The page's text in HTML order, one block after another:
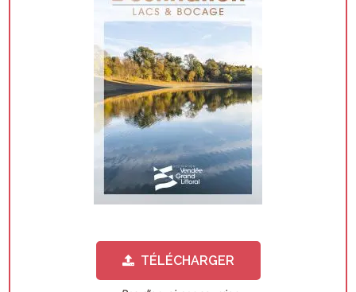
TÉLÉCHARGER